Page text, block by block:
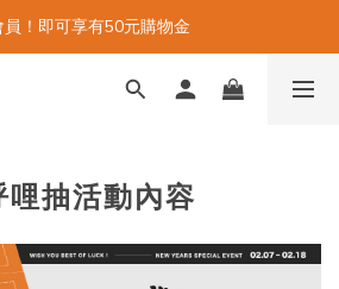
員！即可享有50元購物金
哩抽活動內容